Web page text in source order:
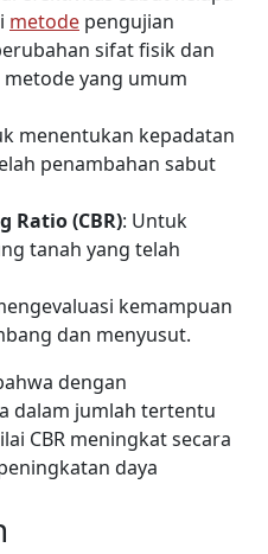
metode pengujian
sifat fisik dan
yang umum
menentukan kepadatan
penambahan sabut
Ratio (CBR): Untuk
tanah yang telah
kemampuan
dan menyusut.
dengan
dalam jumlah tertentu
CBR meningkat secara
daya